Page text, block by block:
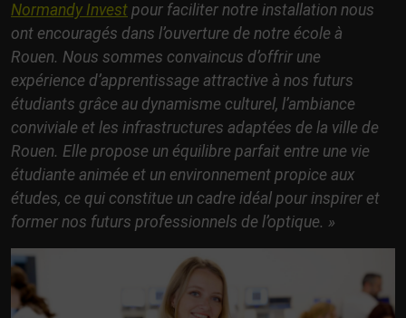
Normandy Invest pour faciliter notre installation nous
ont encouragés dans l’ouverture de notre école à
Rouen. Nous sommes convaincus d’offrir une
expérience d’apprentissage attractive à nos futurs
étudiants grâce au dynamisme culturel, l’ambiance
conviviale et les infrastructures adaptées de la ville de
Rouen. Elle propose un équilibre parfait entre une vie
étudiante animée et un environnement propice aux
études, ce qui constitue un cadre idéal pour inspirer et
former nos futurs professionnels de l’optique. »